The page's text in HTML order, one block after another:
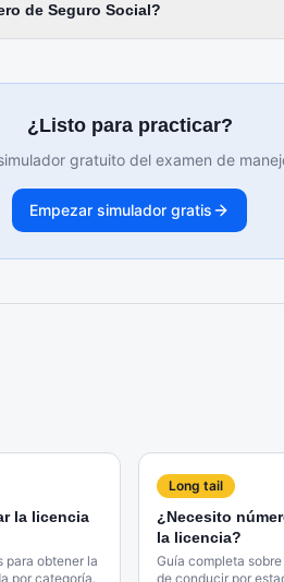
de Seguro Social?
¿Listo para practicar?
gratuito del examen de
Empezar simulador gratis
la licencia
para obtener la
por categoría.
Long tail
¿Necesito
la licencia?
Guía completa
de conducir por